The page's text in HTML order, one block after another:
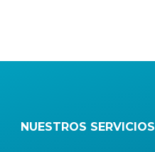
NUESTROS SERVICIOS